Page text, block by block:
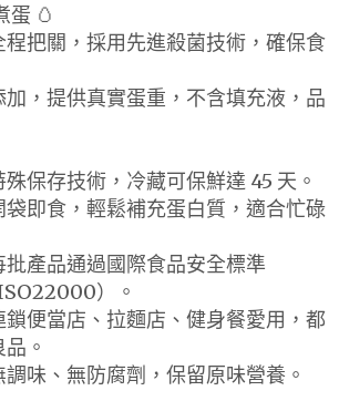
蛋 🥚
程把關，採用先進殺菌技術，確保食
，提供真實蛋重，不含填充液，品
保存技術，冷藏可保鮮達 45 天。
即食，輕鬆補充蛋白質，適合忙碌
批產品通過國際食品安全標準
）。
鎖便當店、拉麵店、健身餐愛用，都
。
味、無防腐劑，保留原味營養。